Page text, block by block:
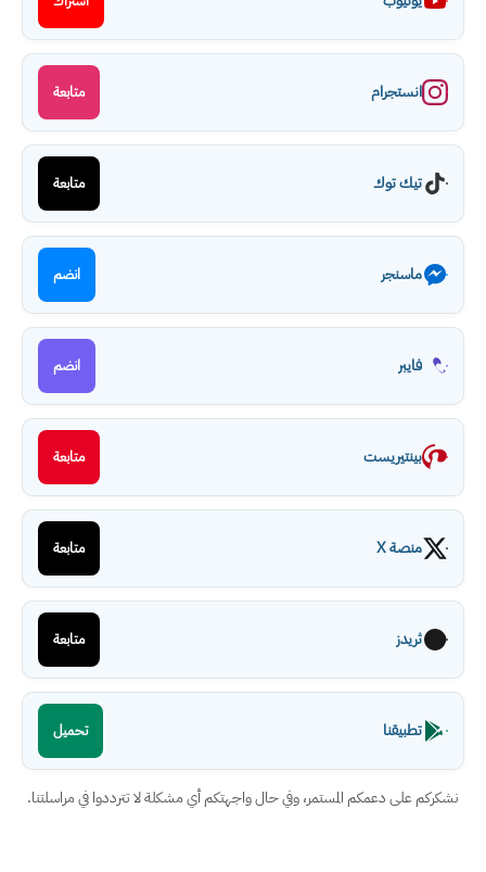
انستجرام متابعة
تيك توك متابعة
ماسنجر انضم
فايبر انضم
بينتيريست متابعة
منصة X متابعة
ثريدز متابعة
تطبيقنا تحميل
نشكركم على دعمكم المستمر، وفي حال واجهتكم أي مشكلة لا تترددوا في مراسلتنا.